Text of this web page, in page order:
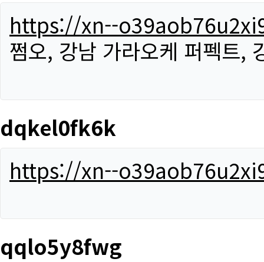
https://xn--
쩜오, 강남 가라오케 퍼펙트,
dqkel0fk6k
https://xn--
qqlo5y8fwg